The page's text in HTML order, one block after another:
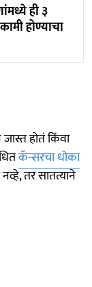
ही ३
होण्याचा
होतं किंवा
कॅन्सरचा धोका
तर सातत्याने